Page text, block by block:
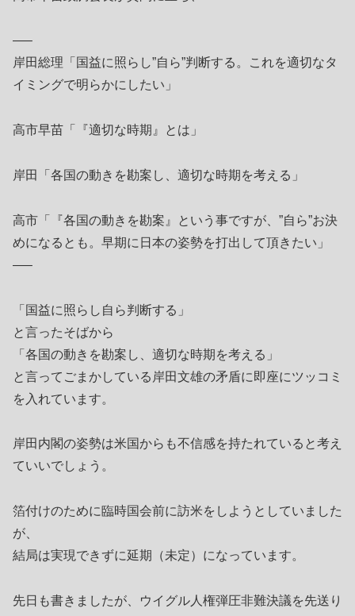
—–
岸田総理「国益に照らし”自ら”判断する。これを適切なタ
イミングで明らかにしたい」
高市早苗「『適切な時期』とは」
岸田「各国の動きを勘案し、適切な時期を考える」
高市「『各国の動きを勘案』という事ですが、”自ら”お決
めになるとも。早期に日本の姿勢を打出して頂きたい」
—–
「国益に照らし自ら判断する」
と言ったそばから
「各国の動きを勘案し、適切な時期を考える」
と言ってごまかしている岸田文雄の矛盾に即座にツッコミ
を入れています。
岸田内閣の姿勢は米国からも不信感を持たれていると考え
ていいでしょう。
箔付けのために臨時国会前に訪米をしようとしていました
が、
結局は実現できずに延期（未定）になっています。
先日も書きましたが、ウイグル人権弾圧非難決議を先送り